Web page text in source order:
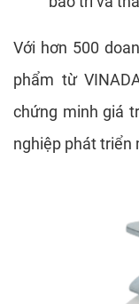
Với hơn 500
phẩm từ
chứng minh giá
nghiệp phát triển